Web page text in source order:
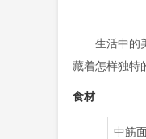
生活中的
藏着怎样独特
食材
中筋